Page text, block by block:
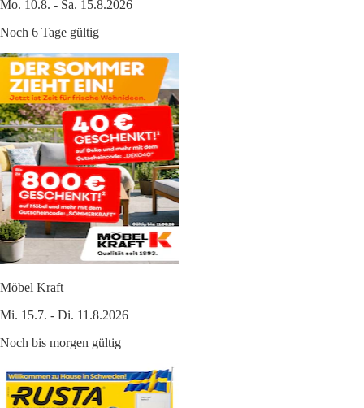
Mo. 10.8. - Sa. 15.8.2026
Noch 6 Tage gültig
Möbel Kraft
Mi. 15.7. - Di. 11.8.2026
Noch bis morgen gültig